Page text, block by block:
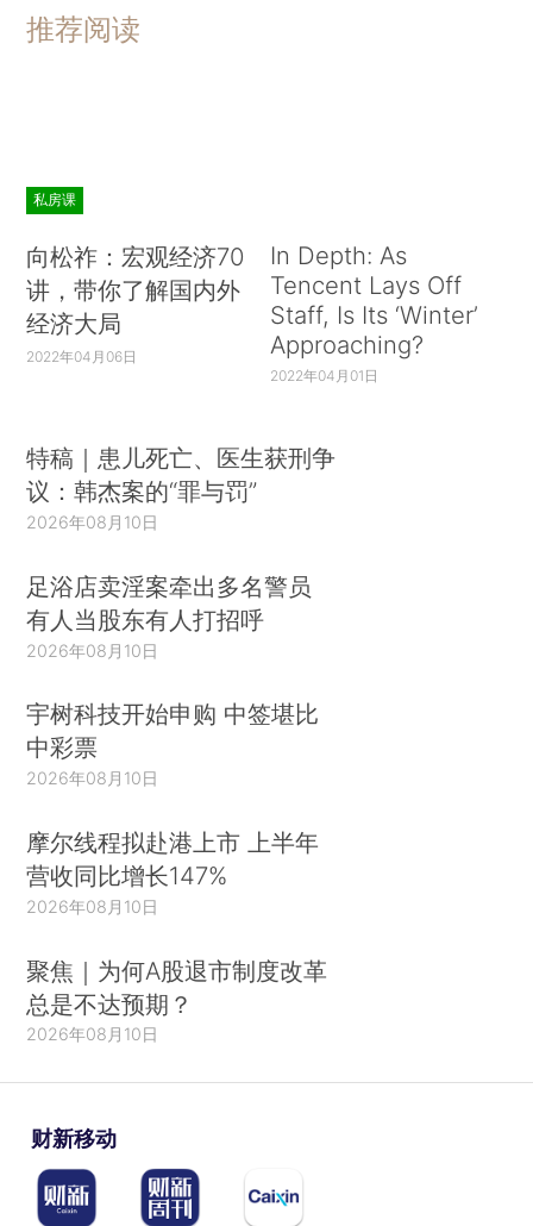
推荐阅读
私房课
向松祚：宏观经济70
讲，带你了解国内外
经济大局
2022年04月06日
In Depth: As
Tencent Lays Off
Staff, Is Its ‘Winter’
Approaching?
2022年04月01日
特稿｜患儿死亡、医生获刑争
议：韩杰案的“罪与罚”
2026年08月10日
足浴店卖淫案牵出多名警员
有人当股东有人打招呼
2026年08月10日
宇树科技开始申购 中签堪比
中彩票
2026年08月10日
摩尔线程拟赴港上市 上半年
营收同比增长147%
2026年08月10日
聚焦｜为何A股退市制度改革
总是不达预期？
2026年08月10日
财新移动